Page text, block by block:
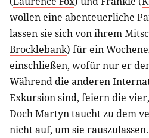
wollen eine abenteuerliche
lassen sie sich von ihrem
Brocklebank) für ein
einschließen, wofür nur er
Während die anderen
Exkursion sind, feiern die
Doch Martyn taucht zu dem
nicht auf, um sie